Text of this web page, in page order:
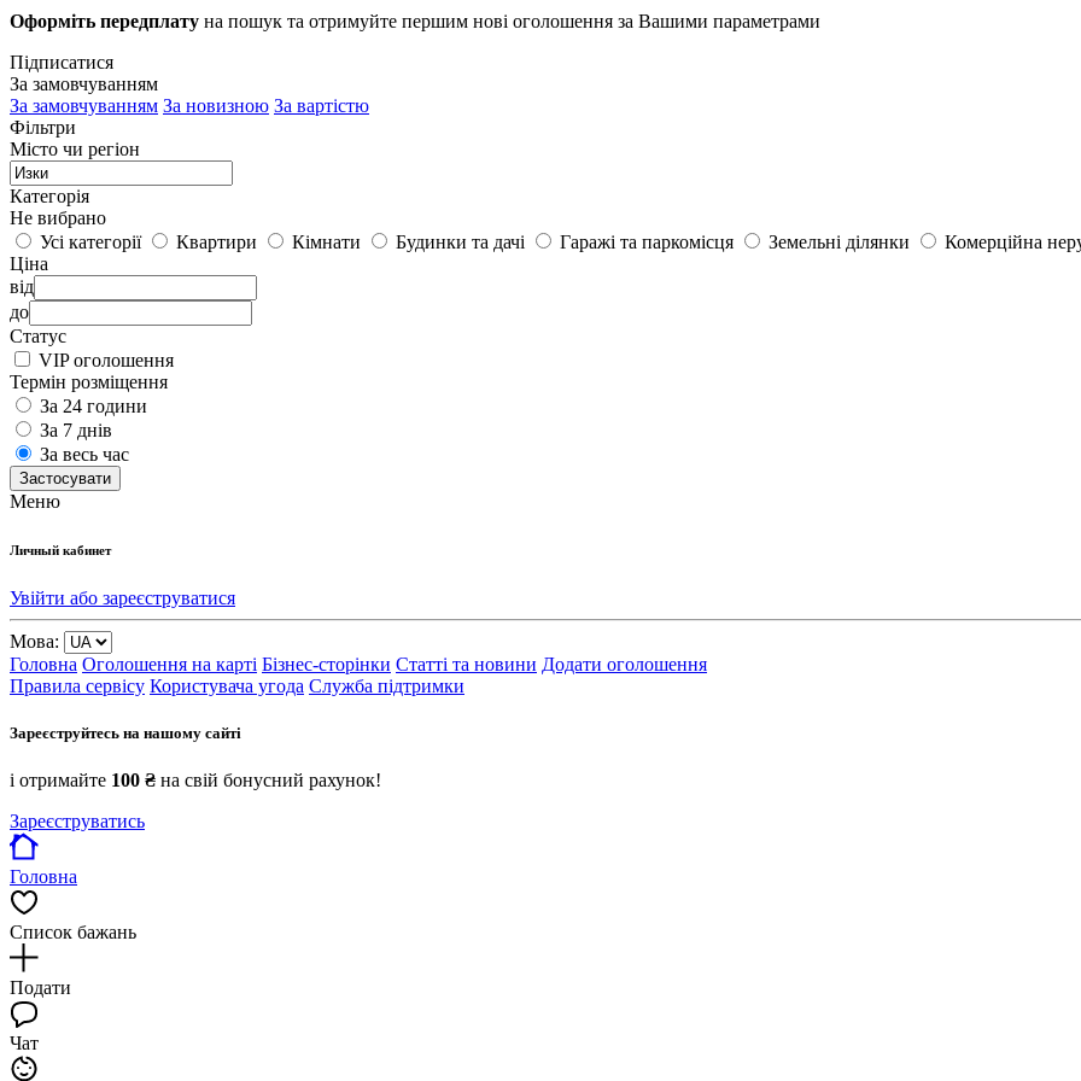
Оформіть передплату на пошук та отримуйте першим нові оголошення за Вашими параметрами
Підписатися
За замовчуванням
За замовчуванням За новизною За вартістю
Фільтри
Місто чи регіон
Категорія
Не вибрано
Усі категорії
Квартири Кімнати Будинки та дачі Гаражі та паркомісця Земельні ділянки
Комерційна
Ціна
від
до
Статус
VIP оголошення
Термін розміщення
За 24 години
За 7 днів
За весь час
Застосувати
Меню
Личный кабинет
Увійти або зареєструватися
Мова:
Головна Оголошення на карті Бізнес-сторінки Статті та новини Додати оголошення
Правила сервісу Користувача угода Служба підтримки
Зареєструйтесь на нашому сайті
і отримайте 100 ₴ на свій бонусний рахунок!
Зареєструватись
Головна
Список бажань
Подати
Чат